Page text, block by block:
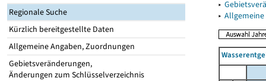
Regionale Suche
Kürzlich bereitgestellte Daten
Allgemeine Angaben, Zuordnungen
Gebietsveränderungen,
Änderungen zum Schlüsselverzeichnis
▸
▸